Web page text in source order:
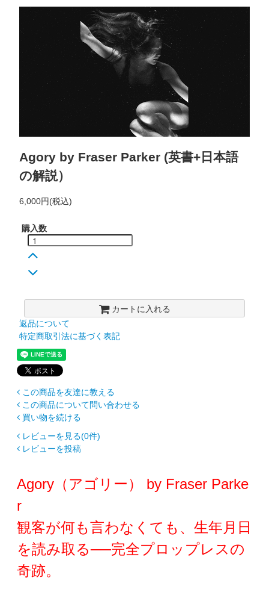
Agory by Fraser Parker (英書+日本語
の解説）
6,000円(税込)
購入数
カートに入れる
返品について
特定商取引法に基づく表記
この商品を友達に教える
この商品について問い合わせる
買い物を続ける
レビューを見る(0件)
レビューを投稿
Agory（アゴリー） by Fraser Parke
r
観客が何も言わなくても、生年月日
を読み取る──完全プロップレスの
奇跡。